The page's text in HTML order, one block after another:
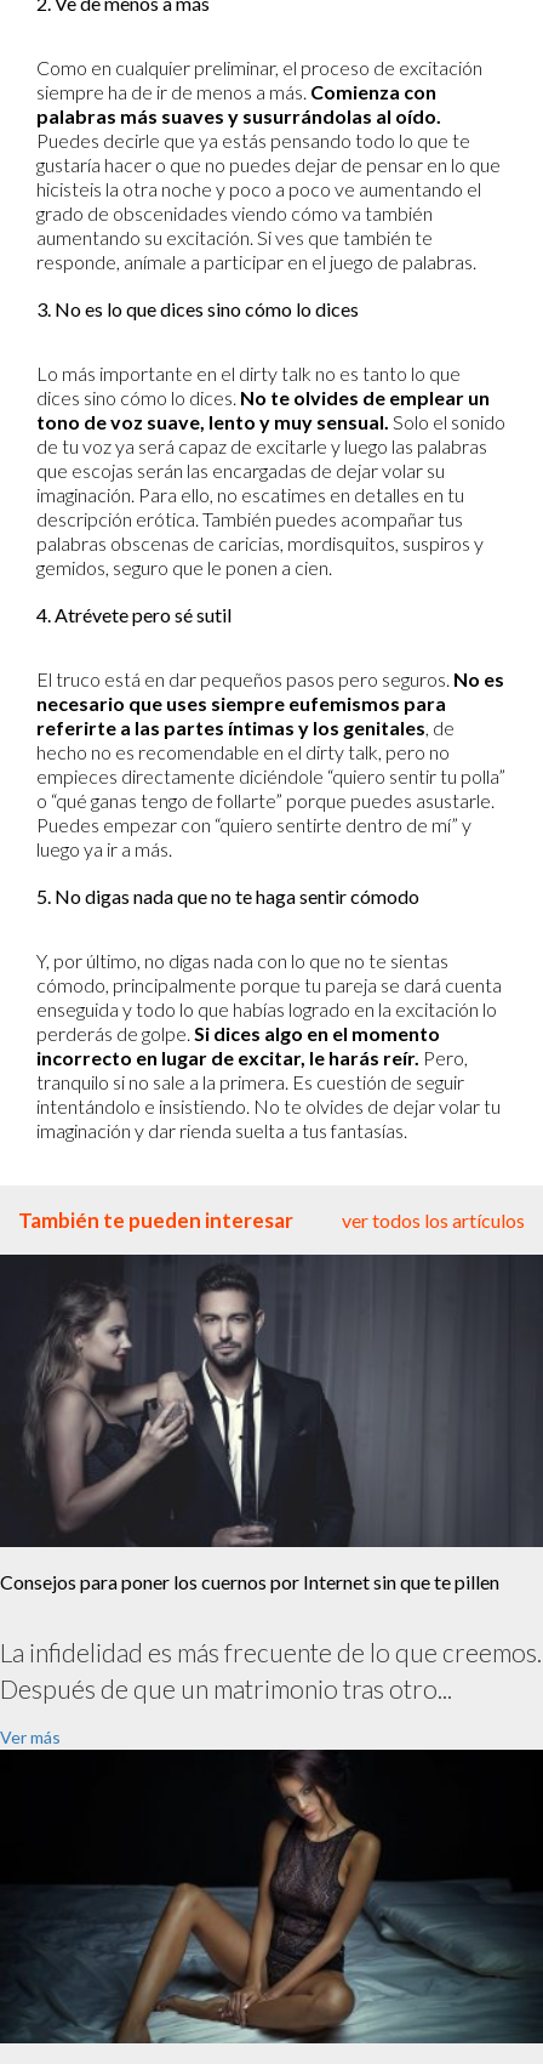
Como en cualquier preliminar, el proceso de excitación
siempre ha de ir de menos a más. Comienza con
palabras más suaves y susurrándolas al oído.
Puedes decirle que ya estás pensando todo lo que te
gustaría hacer o que no puedes dejar de pensar en lo que
hicisteis la otra noche y poco a poco ve aumentando el
grado de obscenidades viendo cómo va también
aumentando su excitación. Si ves que también te
responde, anímale a participar en el juego de palabras.
3. No es lo que dices sino cómo lo dices
Lo más importante en el dirty talk no es tanto lo que
dices sino cómo lo dices. No te olvides de emplear un
tono de voz suave, lento y muy sensual. Solo el sonido
de tu voz ya será capaz de excitarle y luego las palabras
que escojas serán las encargadas de dejar volar su
imaginación. Para ello, no escatimes en detalles en tu
descripción erótica. También puedes acompañar tus
palabras obscenas de caricias, mordisquitos, suspiros y
gemidos, seguro que le ponen a cien.
4. Atrévete pero sé sutil
El truco está en dar pequeños pasos pero seguros. No es
necesario que uses siempre eufemismos para
referirte a las partes íntimas y los genitales, de
hecho no es recomendable en el dirty talk, pero no
empieces directamente diciéndole “quiero sentir tu polla”
o “qué ganas tengo de follarte” porque puedes asustarle.
Puedes empezar con “quiero sentirte dentro de mí” y
luego ya ir a más.
5. No digas nada que no te haga sentir cómodo
Y, por último, no digas nada con lo que no te sientas
cómodo, principalmente porque tu pareja se dará cuenta
enseguida y todo lo que habías logrado en la excitación lo
perderás de golpe. Si dices algo en el momento
incorrecto en lugar de excitar, le harás reír. Pero,
tranquilo si no sale a la primera. Es cuestión de seguir
intentándolo e insistiendo. No te olvides de dejar volar tu
imaginación y dar rienda suelta a tus fantasías.
También te pueden interesar ver todos los artículos
Consejos para poner los cuernos por Internet sin que te pillen
La infidelidad es más frecuente de lo que creemos.
Después de que un matrimonio tras otro...
Ver más